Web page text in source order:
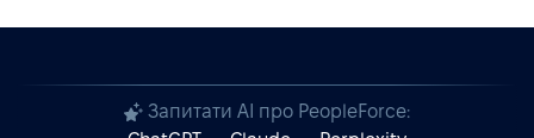
Запитати AI про PeopleForce: